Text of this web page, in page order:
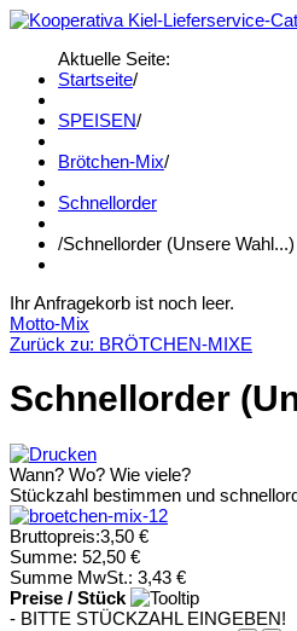
Aktuelle Seite:
Startseite/
SPEISEN/
Brötchen-Mix/
Schnellorder
/Schnellorder (Unsere Wahl...)
Ihr Anfragekorb ist noch leer.
Motto-Mix
Zurück zu: BRÖTCHEN-MIXE
Schnellorder
Wann? Wo? Wie viele?
Stückzahl bestimmen und
Bruttopreis:3,50 €
Summe: 52,50 €
Summe MwSt.: 3,43 €
Preise / Stück
- BITTE STÜCKZAHL EINGEBEN!